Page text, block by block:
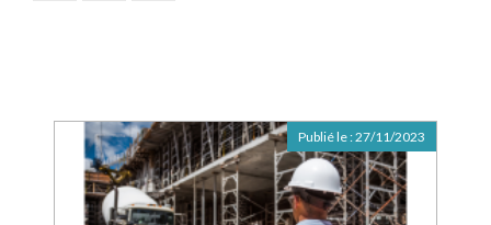
Publié le :27/11/2023